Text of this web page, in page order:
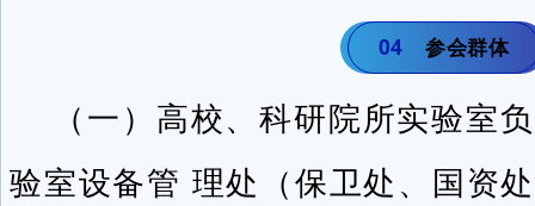
04 参会群体
（一）高校、科研院所实验室
验室设备管 理处（保卫处、国资